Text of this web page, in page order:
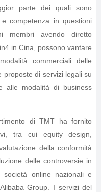
parte dei quali sono
competenza in questioni
membri avendo diretto
in Cina, possono vantare
commerciali delle
proposte di servizi legali su
alle modalità di business
di TMT ha fornito
tra cui equity design,
della conformità
delle controversie in
online nazionali e
Group. I servizi del